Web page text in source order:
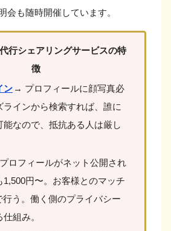
会も随時開催しています。
代行シェアリングサービスの特
徴
ン → プロフィールに顔写真必
ラインから検索すれば、誰に
能なので、抵抗ある人は厳し
ロフィールがネット公開され
1,500円〜。お客様とのマッチ
行う。働く側のプライバシー
組み。